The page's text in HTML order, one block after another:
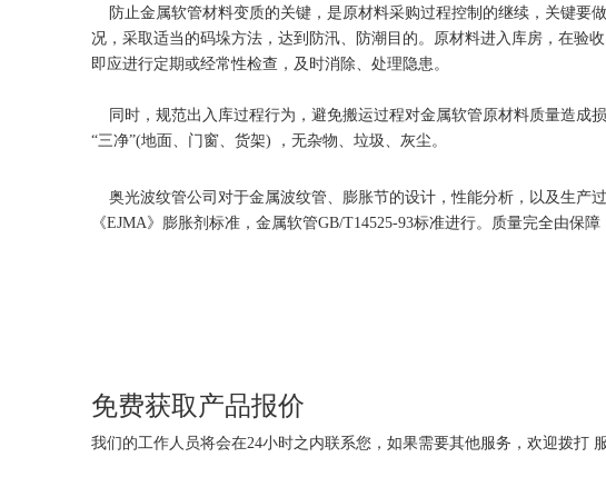
防止金属软管材料变质的关键，是原材料采购过程控制的继续，关键要
况，采取适当的码垛方法，达到防汛、防潮目的。原材料进入库房，在验
即应进行定期或经常性检查，及时消除、处理隐患。
同时，规范出入库过程行为，避免搬运过程对金属软管原材料质量造成
“三净”(地面、门窗、货架) ，无杂物、垃圾、灰尘。
奥光波纹管公司对于金属波纹管、膨胀节的设计，性能分析，以及生产
《EJMA》膨胀剂标准，金属软管GB/T14525-93标准进行。质量完全由保障
免费获取产品报价
我们的工作人员将会在24小时之内联系您，如果需要其他服务，欢迎拨打 服